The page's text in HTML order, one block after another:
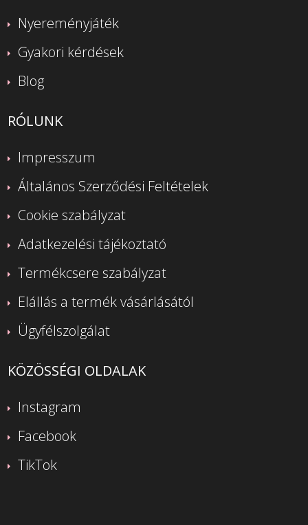
Nyereményjáték
Gyakori kérdések
Blog
RÓLUNK
Impresszum
Általános Szerződési Feltételek
Cookie szabályzat
Adatkezelési tájékoztató
Termékcsere szabályzat
Elállás a termék vásárlásától
Ügyfélszolgálat
KÖZÖSSÉGI OLDALAK
Instagram
Facebook
TikTok